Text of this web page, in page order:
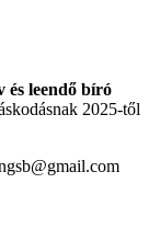
és leendő bíró
2025-től